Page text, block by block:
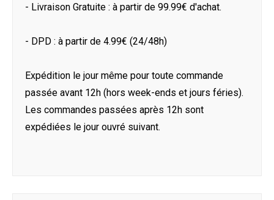
- Livraison Gratuite : à partir de 99.99€ d'achat.
- DPD : à partir de 4.99€ (24/48h)
Expédition le jour même pour toute commande
passée avant 12h (hors week-ends et jours féries).
Les commandes passées après 12h sont
expédiées le jour ouvré suivant.